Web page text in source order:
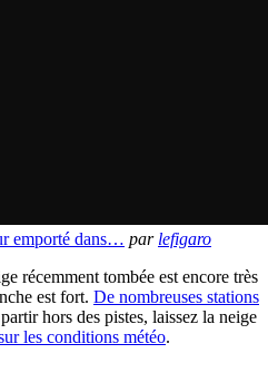
emporté dans… par lefigaro
récemment tombée est encore très
est fort. De nombreuses stations
hors des pistes, laissez la neige
les conditions météo.